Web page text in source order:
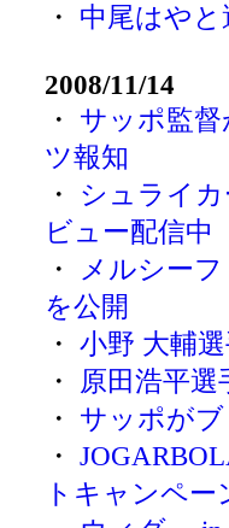
・ 中尾はや
2008/11/14
・ サッポ監
ツ報知
・ シュライ
ビュー配信中
・
メルシー
を公開
・ 小野 大輔
・
原田浩平
・ サッポが
・
トキャンペー